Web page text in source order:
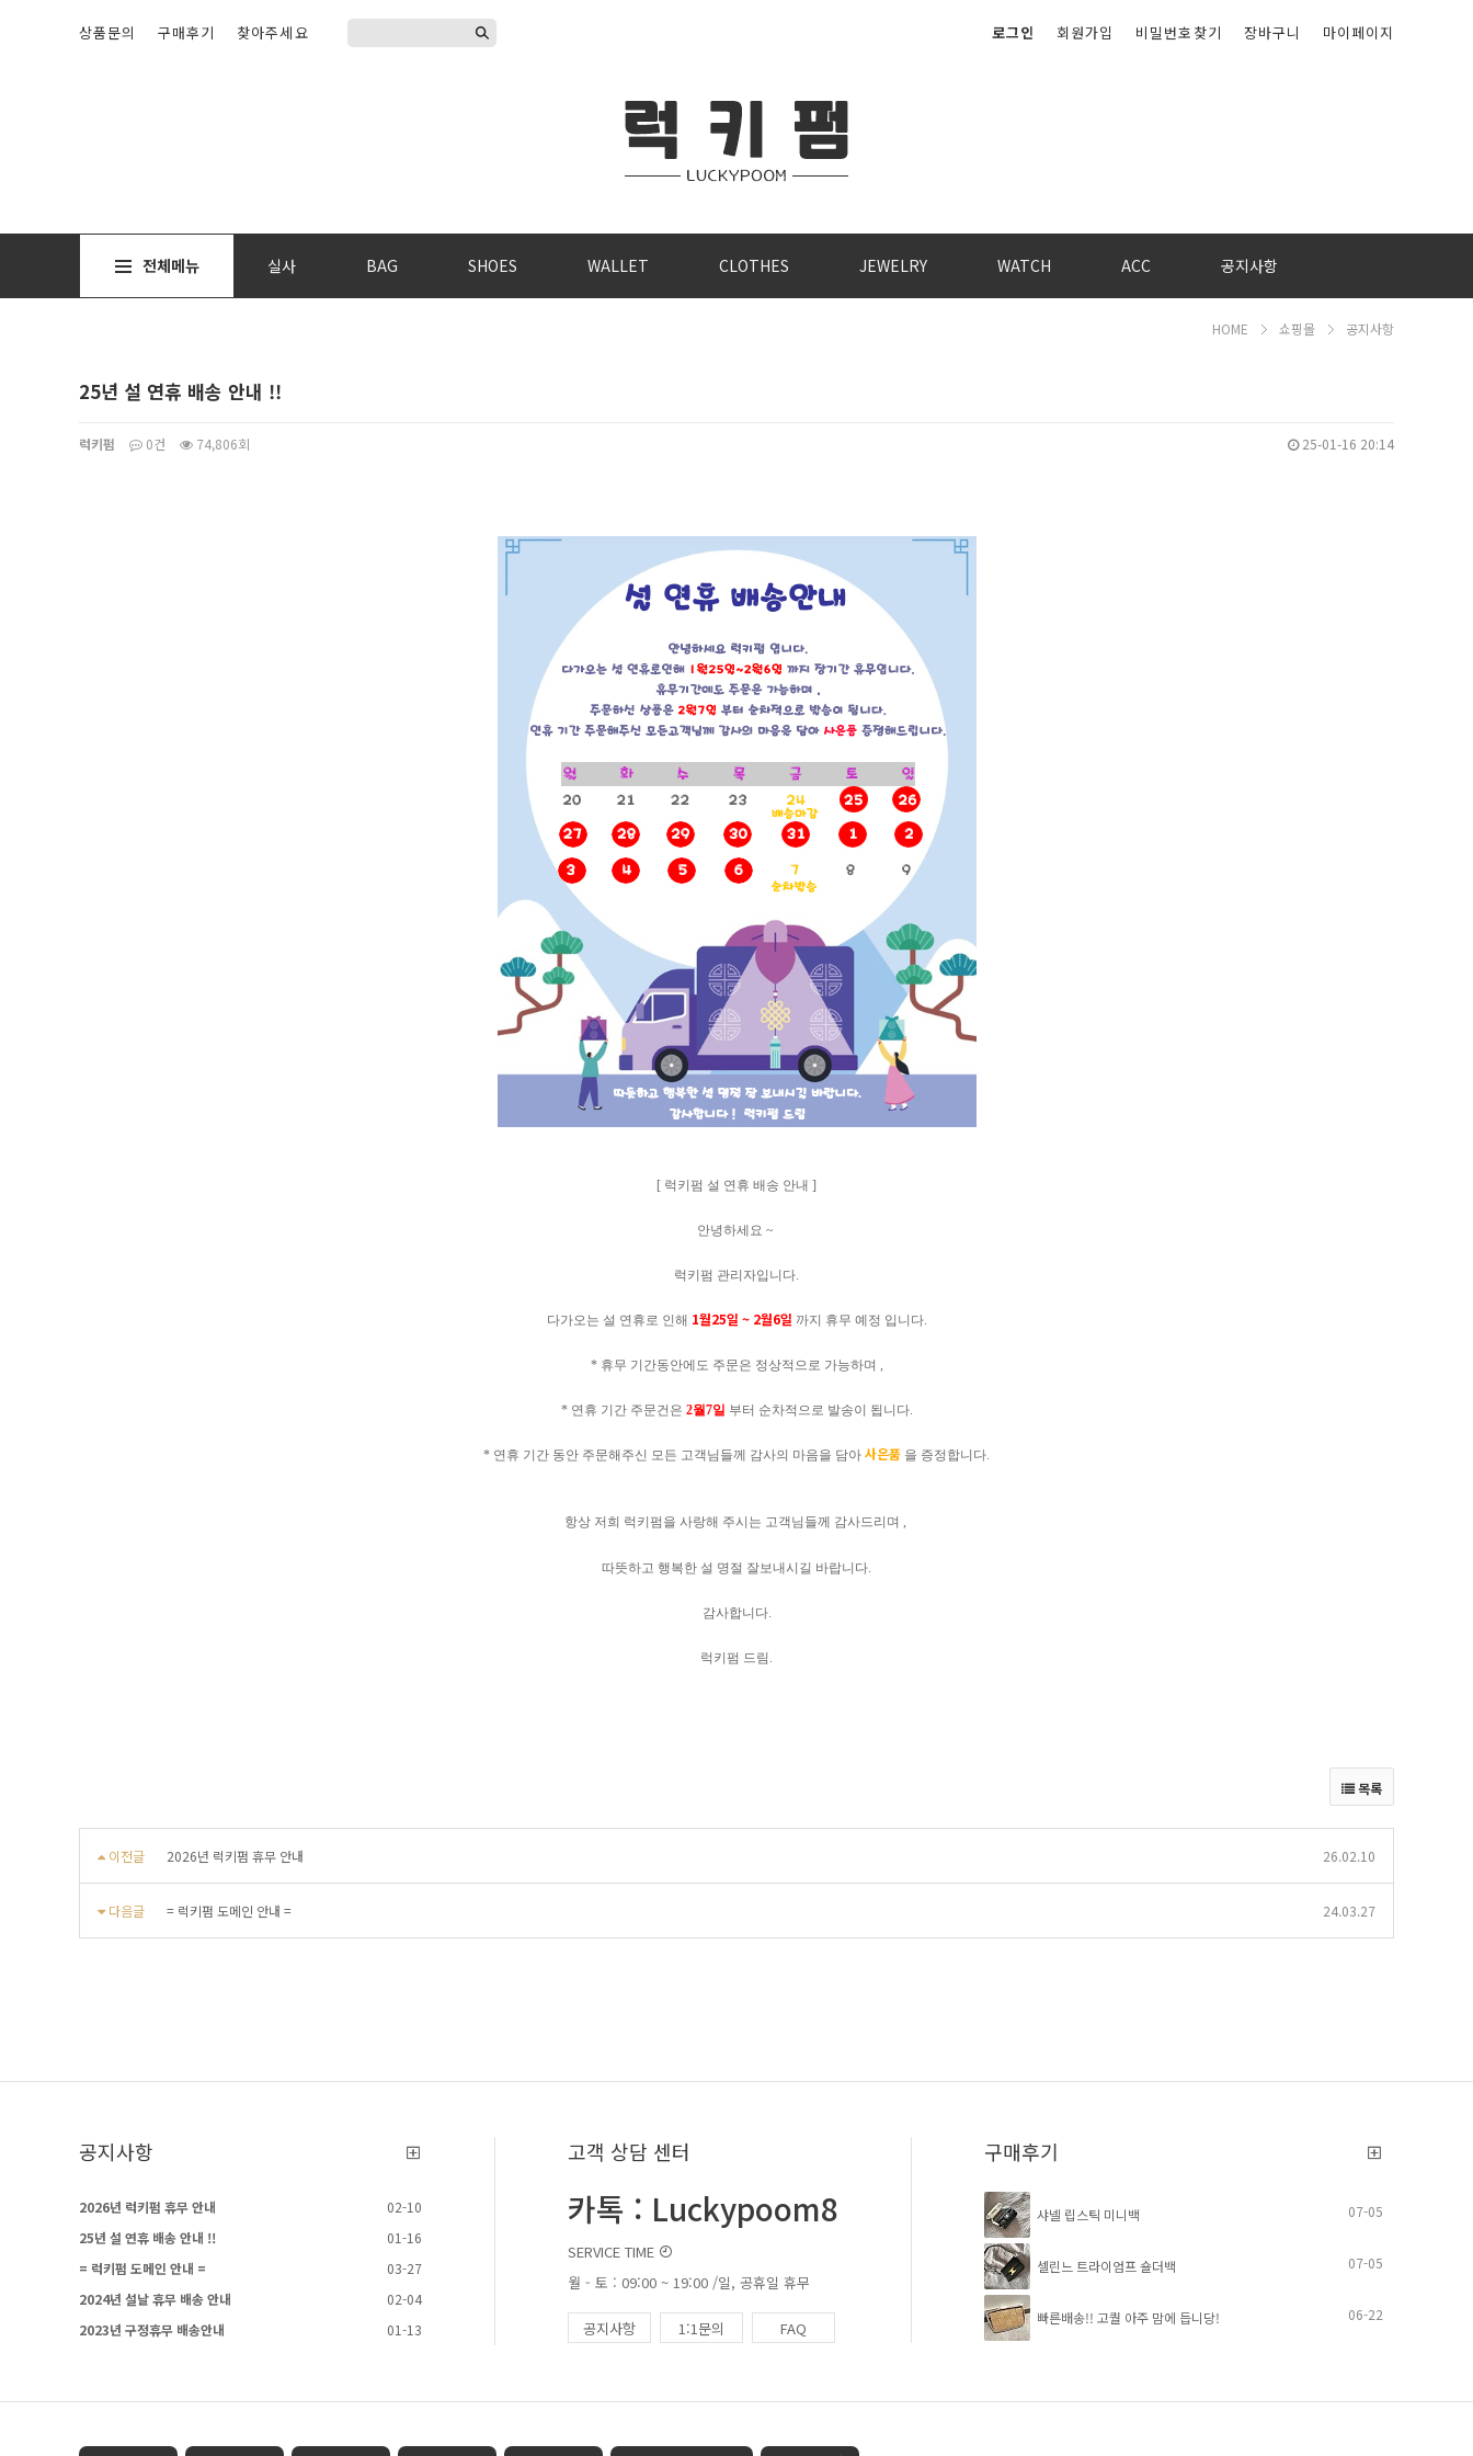
상품문의 구매후기 찾아주세요 로그인 회원가입 비밀번호찾기 장바구니 마이페이지
전체메뉴 실사 BAG SHOES WALLET CLOTHES JEWELRY WATCH ACC 공지사항
HOME 쇼핑몰 공지사항
25년 설 연휴 배송 안내 !!
럭키펌 0건 74,806회 25-01-16 20:14
[ 럭키펌 설 연휴 배송 안내 ]
안녕하세요 ~
럭키펌 관리자입니다.
다가오는 설 연휴로 인해 1월25일 ~ 2월6일 까지 휴무 예정 입니다.
* 휴무 기간동안에도 주문은 정상적으로 가능하며 ,
* 연휴 기간 주문건은 2월7일 부터 순차적으로 발송이 됩니다.
* 연휴 기간 동안 주문해주신 모든 고객님들께 감사의 마음을 담아 사은품 을 증정합니다.
항상 저희 럭키펌을 사랑해 주시는 고객님들께 감사드리며 ,
따뜻하고 행복한 설 명절 잘보내시길 바랍니다.
감사합니다.
럭키펌 드림.
목록
이전글 2026년 럭키펌 휴무 안내 26.02.10
다음글 = 럭키펌 도메인 안내 = 24.03.27
공지사항
2026년 럭키펌 휴무 안내
02-10
25년 설 연휴 배송 안내 !!
01-16
= 럭키펌 도메인 안내 =
03-27
2024년 설날 휴무 배송 안내
02-04
2023년 구정휴무 배송안내
01-13
고객 상담 센터
카톡 : Luckypoom8
SERVICE TIME
월 - 토 : 09:00 ~ 19:00 /일, 공휴일 휴무
공지사항 1:1문의 FAQ
구매후기
샤넬 립스틱 미니백 07-05
셀린느 트라이엄프 숄더백 07-05
빠른배송!! 고퀄 아주 맘에 듭니당! 06-22